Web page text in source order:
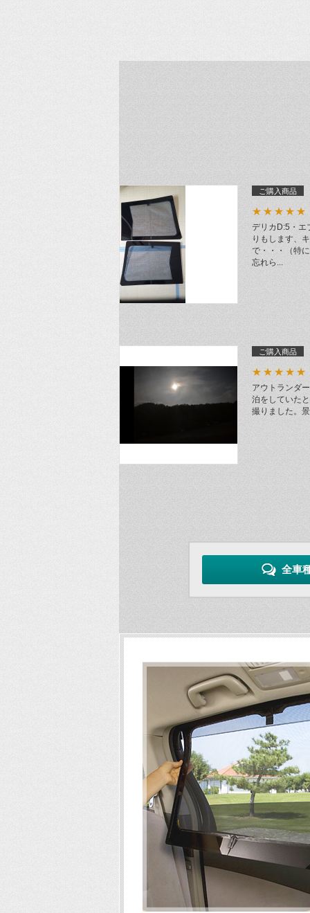
ご購入商品
★★★★★
デリカD:5・エ
りもします、
で・・・（特
忘れら...
ご購入商品
★★★★★
アウトランダ
泊をしていた
撮りました。
全車